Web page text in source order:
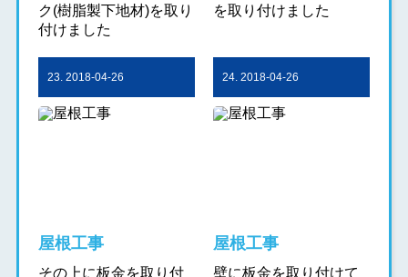
ク(樹脂製下地材)を取り
付けました
を取り付けました
23. 2018-04-26
屋根工事
その上に板金を取り付
24. 2018-04-26
屋根工事
壁に板金を取り付けて